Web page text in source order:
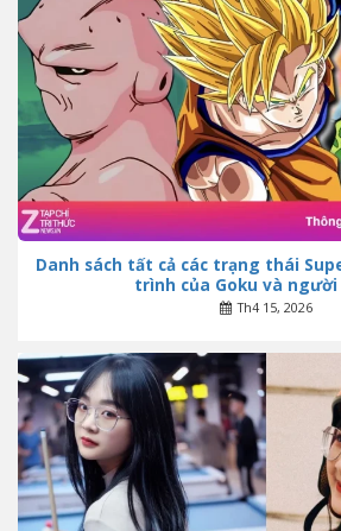
Danh sách tất cả các trạng thái
trình của Goku và người
Th4 15, 2026